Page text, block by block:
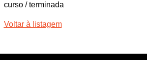
curso / terminada
Voltar à listagem